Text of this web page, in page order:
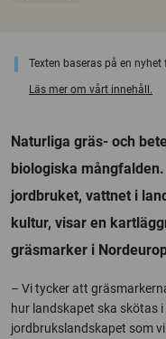
Texten baseras på en nyhet
Läs mer om vårt innehåll.
Naturliga gräs- och
biologiska
jordbruket, vattnet i
kultur, visar en
gräsmarker i
– Vi tycker att
hur landskapet ska skötas
jordbrukslandskapet som